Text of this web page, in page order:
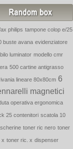
philips tampone colop e/25
buste avana evidenziatore
luminator modello cmr
500 cartine antigrasso
lineare 80x80cm 6
magnetici
operativa ergonomica
25 contenitori scatola 10
toner ric nero toner
x toner ric. x dispenser